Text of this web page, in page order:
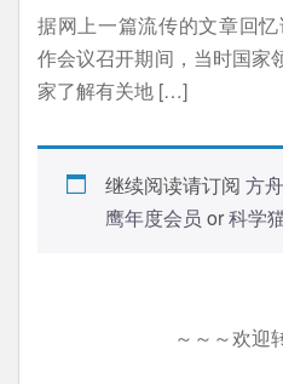
据网上一篇流传的文章回
作会议召开期间，当时国家
家了解有关地 […]
继续阅读请订阅 方
鹰年度会员 or科学
～～～欢迎